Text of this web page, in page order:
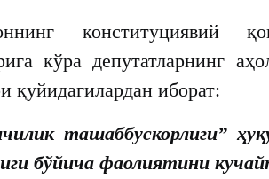
кўра депутатларнинг
қуйидагилардан иборат:
ташаббускорлиги”
бўйича фаолиятини